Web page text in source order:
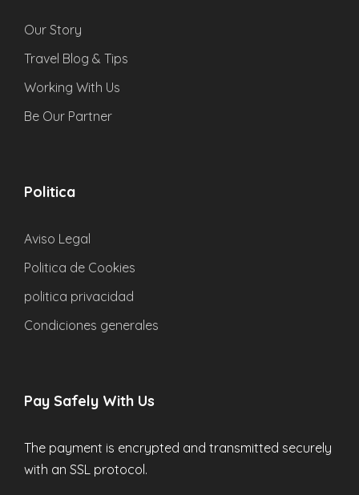
Our Story
Travel Blog & Tips
Working With Us
Be Our Partner
Politica
Aviso Legal
Politica de Cookies
politica privacidad
Condiciones generales
Pay Safely With Us
The payment is encrypted and transmitted securely
with an SSL protocol.